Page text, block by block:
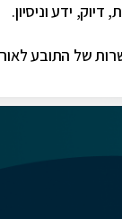
ידע וניסיון.
של התובע